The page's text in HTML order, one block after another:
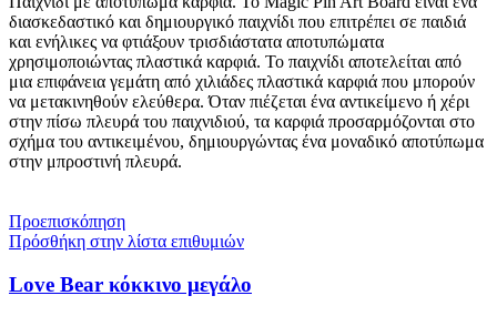
διασκεδαστικό και δημιουργικό παιχνίδι που επιτρέπει σε παιδιά
και ενήλικες να φτιάξουν τρισδιάστατα αποτυπώματα
χρησιμοποιώντας πλαστικά καρφιά. Το παιχνίδι αποτελείται από
μια επιφάνεια γεμάτη από χιλιάδες πλαστικά καρφιά που μπορούν
να μετακινηθούν ελεύθερα. Όταν πιέζεται ένα αντικείμενο ή χέρι
στην πίσω πλευρά του παιχνιδιού, τα καρφιά προσαρμόζονται στο
σχήμα του αντικειμένου, δημιουργώντας ένα μοναδικό αποτύπωμα
στην μπροστινή πλευρά.
Προεπισκόπηση
Πρόσθήκη στην λίστα επιθυμιών
Love Bear κόκκινο μεγάλο